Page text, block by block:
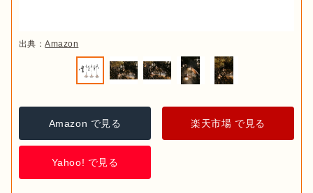
出典：Amazon
Amazon で見る 楽天市場 で見る
Yahoo! で見る